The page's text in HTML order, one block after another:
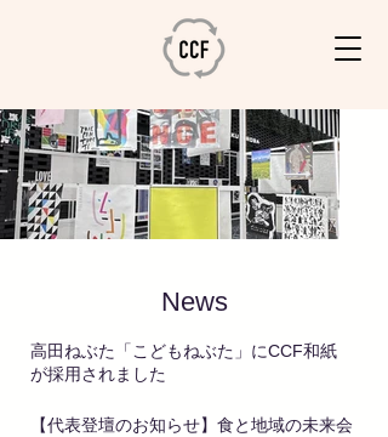
News
高田ねぶた「こどもねぶた」にCCF和紙
が採用されました
7月30日
【代表登壇のお知らせ】食と地域の未来会